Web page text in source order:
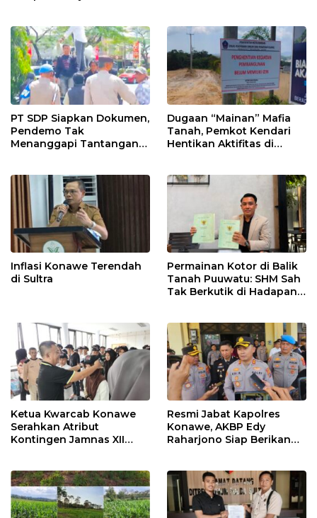
PT SDP Siapkan Dokumen,
Pendemo Tak
Menanggapi Tantangan
Dugaan “Mainan” Mafia
Tanah, Pemkot Kendari
Hentikan Aktifitas di
Inflasi Konawe Terendah
di Sultra
Permainan Kotor di Balik
Tanah Puuwatu: SHM Sah
Tak Berkutik di Hadapan
Ketua Kwarcab Konawe
Serahkan Atribut
Kontingen Jamnas XII
Resmi Jabat Kapolres
Konawe, AKBP Edy
Raharjono Siap Berikan